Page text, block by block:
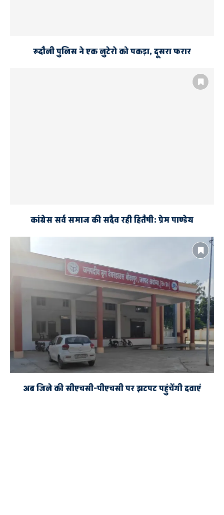
रूदौली पुलिस ने एक लुटेरो को पकड़ा, दूसरा फरार
कांग्रेस सर्व समाज की सदैव रही हितैषी: प्रेम पाण्डेय
अब जिले की सीएचसी-पीएचसी पर झटपट पहुंचेंगी दवाएं